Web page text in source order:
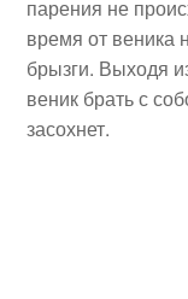
парения не
время от веника
брызги. Выходя
веник брать с
засохнет.